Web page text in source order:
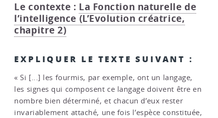
Le contexte : La Fonction naturelle de
l’intelligence (L’Evolution créatrice,
chapitre 2)
EXPLIQUER LE TEXTE SUIVANT :
« Si [...] les fourmis, par exemple, ont un langage,
les signes qui composent ce langage doivent être en
nombre bien déterminé, et chacun d’eux rester
invariablement attaché, une fois l’espèce constituée,